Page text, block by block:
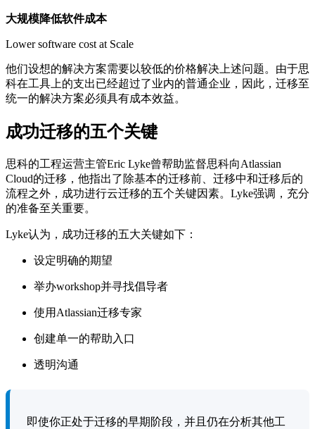
大规模降低软件成本
Lower software cost at Scale
他们设想的解决方案需要以较低的价格解决上述问题。由于思
科在工具上的支出已经超过了业内的普通企业，因此，迁移至
统一的解决方案必须具有成本效益。
成功迁移的五个关键
思科的工程运营主管Eric Lyke曾帮助监督思科向Atlassian
Cloud的迁移，他指出了除基本的迁移前、迁移中和迁移后的
流程之外，成功进行云迁移的五个关键因素。Lyke强调，充分
的准备至关重要。
Lyke认为，成功迁移的五大关键如下：
设定明确的期望
举办workshop并寻找倡导者
使用Atlassian迁移专家
创建单一的帮助入口
透明沟通
即使你正处于迁移的早期阶段，并且仍在分析其他工